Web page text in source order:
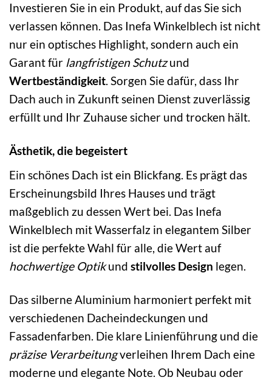
Investieren Sie in ein Produkt, auf das Sie sich
verlassen können. Das Inefa Winkelblech ist nicht
nur ein optisches Highlight, sondern auch ein
Garant für langfristigen Schutzund
Wertbeständigkeit. Sorgen Sie dafür, dass Ihr
Dach auch in Zukunft seinen Dienst zuverlässig
erfüllt und Ihr Zuhause sicher und trocken hält.
Ästhetik, die begeistert
Ein schönes Dach ist ein Blickfang. Es prägt das
Erscheinungsbild Ihres Hauses und trägt
maßgeblich zu dessen Wert bei. Das Inefa
Winkelblech mit Wasserfalz in elegantem Silber
ist die perfekte Wahl für alle, die Wert auf
hochwertige Optikund stilvolles Design legen.
Das silberne Aluminium harmoniert perfekt mit
verschiedenen Dacheindeckungen und
Fassadenfarben. Die klare Linienführung und die
präzise Verarbeitungverleihen Ihrem Dach eine
moderne und elegante Note. Ob Neubau oder